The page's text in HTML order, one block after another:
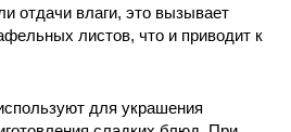
отдачи влаги, это вызывает
листов, что и приводит к
для украшения